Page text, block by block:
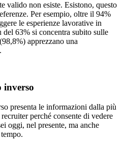
valido non esiste. Esistono, questo
Per esempio, oltre il 94%
le esperienze lavorative in
63% si concentra subito sulle
apprezzano una
inverso
presenta le informazioni dalla più
perché consente di vedere
oggi, nel presente, ma anche